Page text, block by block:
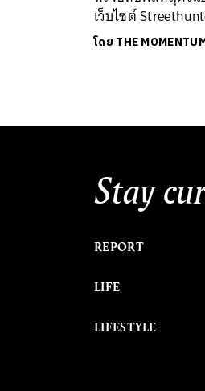
เว็บไซต์
โดย THE
Stay
REPORT
LIFE
LIFESTYLE